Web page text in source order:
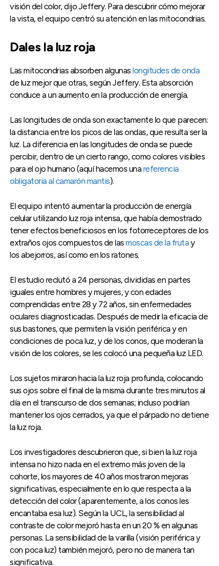
visión del color, dijo Jeffery. Para descubrir cómo mejorar
la vista, el equipo centró su atención en las mitocondrias.
Dales la luz roja
Las mitocondrias absorben algunas longitudes de onda
de luz mejor que otras, según Jeffery. Esta absorción
conduce a un aumento en la producción de energía.
Las longitudes de onda son exactamente lo que parecen:
la distancia entre los picos de las ondas, que resulta ser la
luz. La diferencia en las longitudes de onda se puede
percibir, dentro de un cierto rango, como colores visibles
para el ojo humano (aquí hacemos unareferencia
obligatoria al camarón mantis).
El equipo intentó aumentar la producción de energía
celular utilizando luz roja intensa, que había demostrado
tener efectos beneficiosos en los fotorreceptores de los
extraños ojos compuestos de las moscas de la fruta y
los abejorros, así como en los ratones.
El estudio reclutó a 24 personas, divididas en partes
iguales entre hombres y mujeres, y con edades
comprendidas entre 28 y 72 años, sin enfermedades
oculares diagnosticadas. Después de medir la eficacia de
sus bastones, que permiten la visión periférica y en
condiciones de poca luz, y de los conos, que moderan la
visión de los colores, se les colocó una pequeña luz LED.
Los sujetos miraron hacia la luz roja profunda, colocando
sus ojos sobre el final de la misma durante tres minutos al
día en el transcurso de dos semanas; incluso podrían
mantener los ojos cerrados, ya que el párpado no detiene
la luz roja.
Los investigadores descubrieron que, si bien la luz roja
intensa no hizo nada en el extremo más joven de la
cohorte, los mayores de 40 años mostraron mejoras
significativas, especialmente en lo que respecta a la
detección del color (aparentemente, a los conos les
encantaba esa luz). Según la UCL, la sensibilidad al
contraste de color mejoró hasta en un 20 % en algunas
personas. La sensibilidad de la varilla (visión periférica y
con poca luz) también mejoró, pero no de manera tan
significativa.